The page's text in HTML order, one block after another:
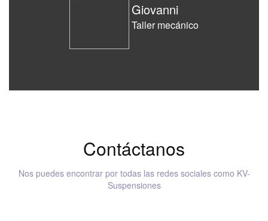
Giovanni
Taller mecánico
Contáctanos
Nos puedes encontrar por todas las redes sociales como KV-
Suspensiones